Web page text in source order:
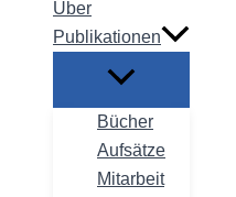
Über
Publikationen
Bücher
Aufsätze
Mitarbeit